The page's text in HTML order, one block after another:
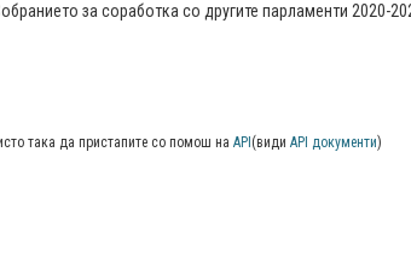
за соработка со другите парламенти 2020-
така да пристапите со помош на API (види API документи)